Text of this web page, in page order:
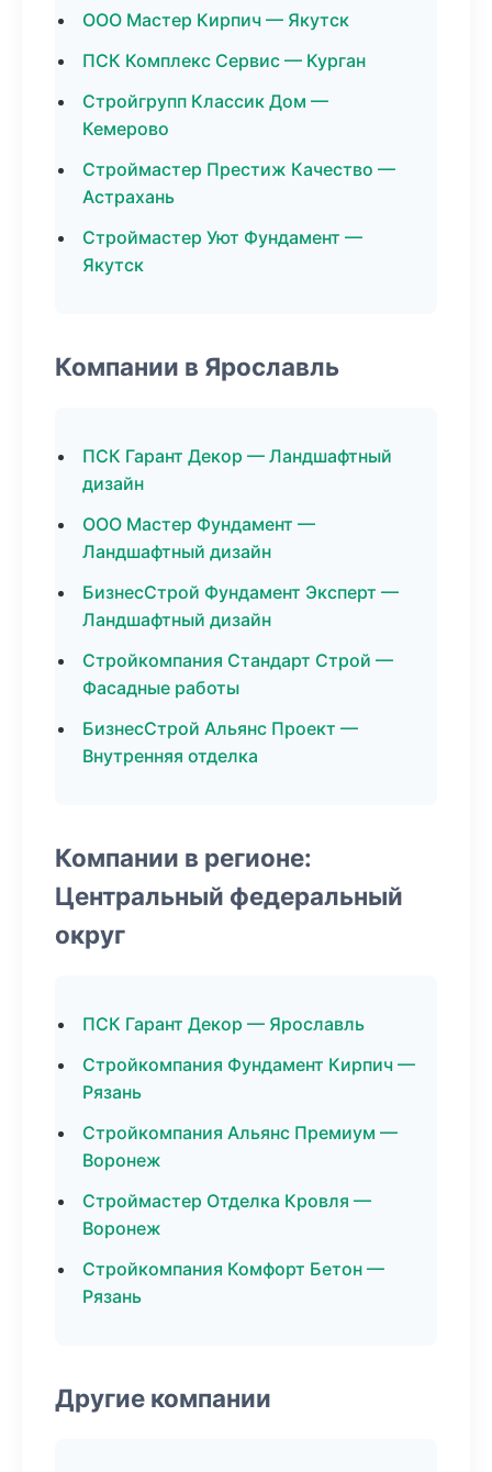
ООО Мастер Кирпич — Якутск
ПСК Комплекс Сервис — Курган
Стройгрупп Классик Дом —
Кемерово
Строймастер Престиж Качество —
Астрахань
Строймастер Уют Фундамент —
Якутск
Компании в Ярославль
ПСК Гарант Декор — Ландшафтный
дизайн
ООО Мастер Фундамент —
Ландшафтный дизайн
БизнесСтрой Фундамент Эксперт —
Ландшафтный дизайн
Стройкомпания Стандарт Строй —
Фасадные работы
БизнесСтрой Альянс Проект —
Внутренняя отделка
Компании в регионе:
Центральный федеральный
округ
ПСК Гарант Декор — Ярославль
Стройкомпания Фундамент Кирпич —
Рязань
Стройкомпания Альянс Премиум —
Воронеж
Строймастер Отделка Кровля —
Воронеж
Стройкомпания Комфорт Бетон —
Рязань
Другие компании